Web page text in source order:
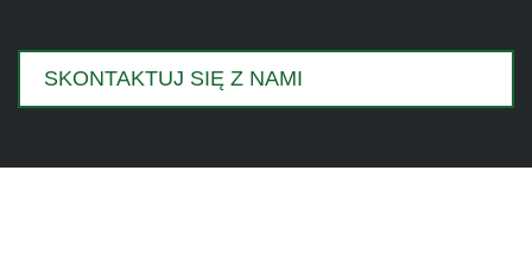
SKONTAKTUJ SIĘ Z NAMI